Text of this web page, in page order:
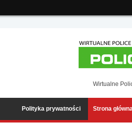
in
Wirtualne
Polityka prywatności Strona